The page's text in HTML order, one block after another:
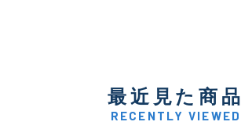
最近見た商品
RECENTLY VIEWED